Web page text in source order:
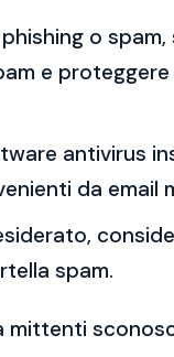
o
e
antivirus
da email
spam.
mittenti